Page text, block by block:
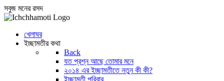
সবুজ মনের রসদ
খেলাঘর
ইচ্ছামতীর কথা
Back
যত প্রশ্ন আছে তোমার মনে
২০১৪ এর ইচ্ছামতীতে নতুন কী কী?
ইচ্ছামতী পরিবার